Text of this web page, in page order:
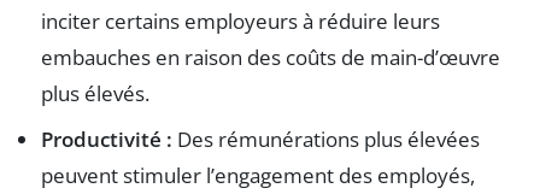
inciter certains employeurs à réduire leurs
embauches en raison des coûts de main-d’œuvre
plus élevés.
Productivité : Des rémunérations plus élevées
peuvent stimuler l’engagement des employés,